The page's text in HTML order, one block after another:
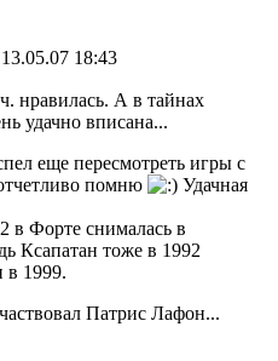
13.05.07 18:43
нравилась. А в тайнах
удачно вписана...
еще пересмотреть игры с
помню
Удачная
в Форте снималась в
Ксапатан тоже в 1992
в 1999.
Патрис Лафон...